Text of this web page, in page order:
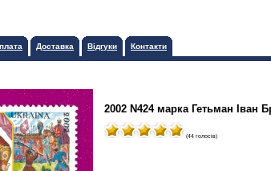
Доставка Відгуки Контакти
2002 N424 марка Гетьман Іван
(44 голосів)